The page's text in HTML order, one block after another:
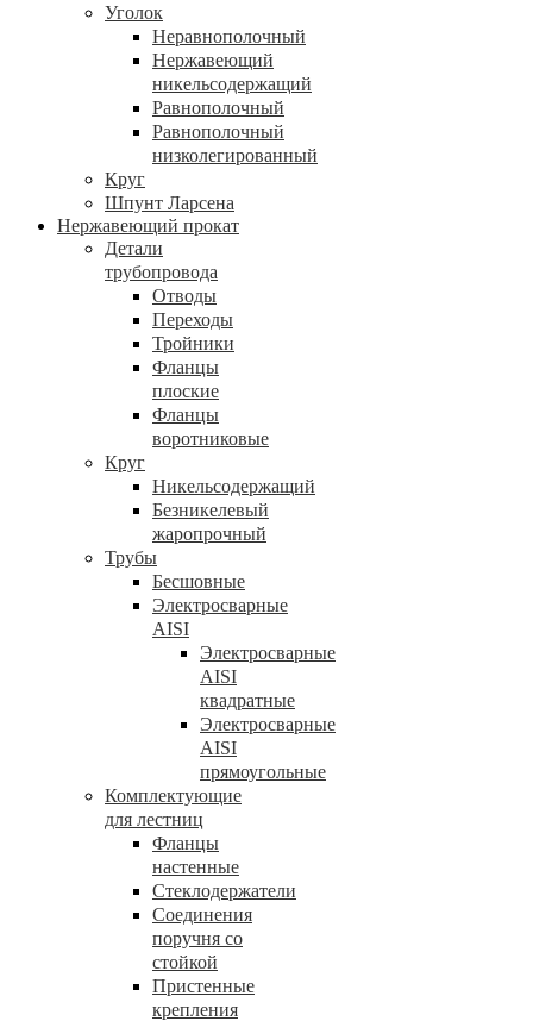
Уголок
Неравнополочный
Нержавеющий
никельсодержащий
Равнополочный
Равнополочный
низколегированный
Круг
Шпунт Ларсена
Нержавеющий прокат
Детали
трубопровода
Отводы
Переходы
Тройники
Фланцы
плоские
Фланцы
воротниковые
Круг
Никельсодержащий
Безникелевый
жаропрочный
Трубы
Бесшовные
Электросварные
AISI
Электросварные
AISI
квадратные
Электросварные
AISI
прямоугольные
Комплектующие
для лестниц
Фланцы
настенные
Стеклодержатели
Соединения
поручня со
стойкой
Пристенные
крепления